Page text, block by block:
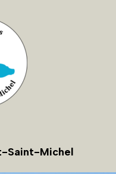
Saint-Michel